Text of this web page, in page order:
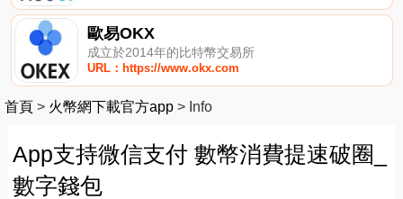
歐易OKX
成立於2014年的比特幣交易所
URL：https://www.okx.com
首頁 > 火幣網下載官方app > Info
App支持微信支付 數幣消費提速破圈_
數字錢包